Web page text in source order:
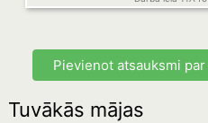
Pievienot atsauksmi
Tuvākās mājas